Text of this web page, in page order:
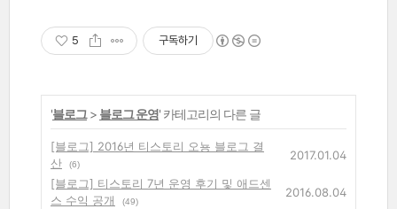
5 구독하기
'블로그 > 블로그 운영' 카테고리의 다른 글
[블로그] 2016년 티스토리 오뇽 블로그 결
산
(6)
2017.01.04
[블로그] 티스토리 7년 운영 후기 및 애드센
스 수익 공개
(49)
2016.08.04